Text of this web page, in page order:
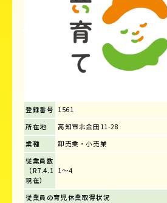
登録番号 1561
所在地
高知市北金田11-28
業種
卸売業・小売業
従業員数
（R7.4.1
現在）
1～4
従業員の育児休業取得状況